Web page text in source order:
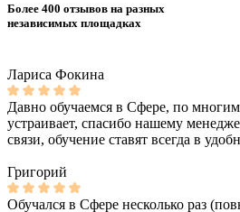
Более 400 отзывов на разных
независимых площадках
Лариса Фокина
Давно обучаемся в Сфере, по
устраивает, спасибо нашему
связи, обучение ставят всегда в
Григорий
Обучался в Сфере несколько раз